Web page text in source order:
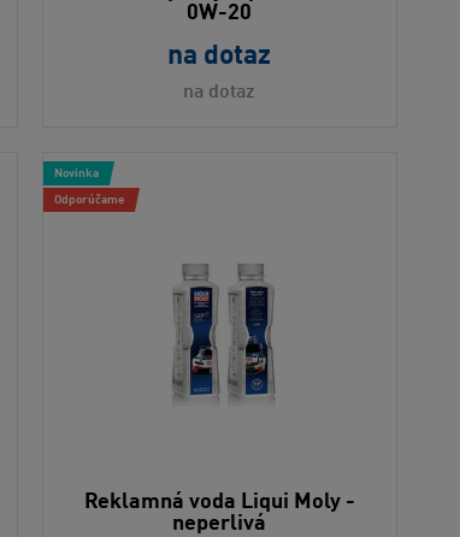
0W-20
na dotaz
na dotaz
Reklamná voda Liqui Moly -
neperlivá
Novinka
Odporúčame